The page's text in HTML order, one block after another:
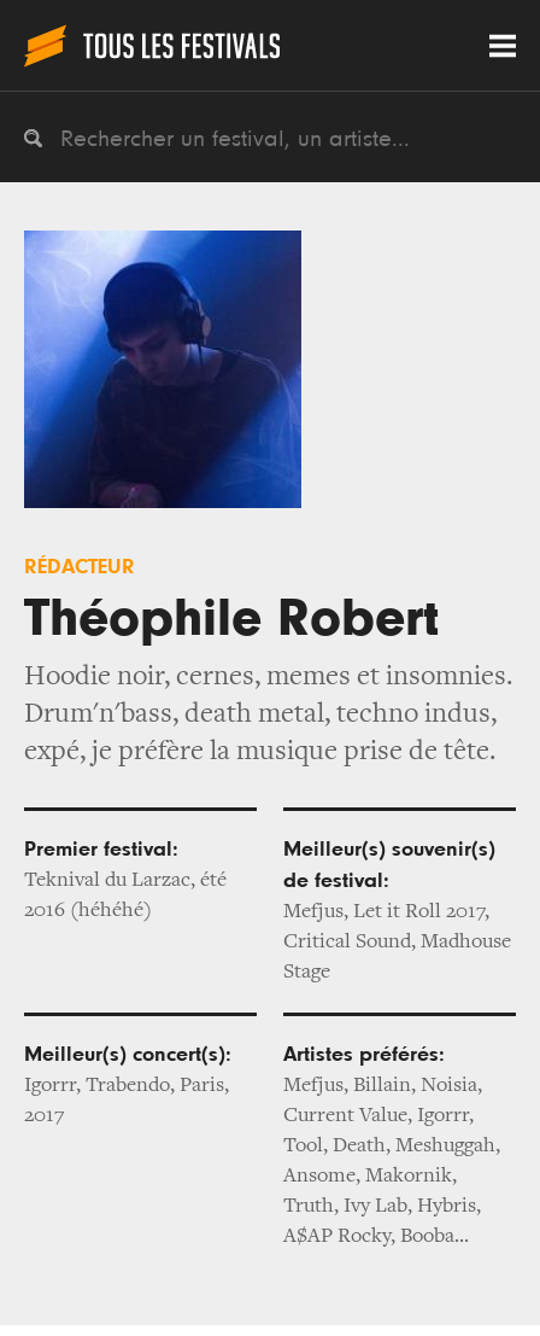
RÉDACTEUR
Théophile Robert
Hoodie noir, cernes, memes et insomnies.
Drum'n'bass, death metal, techno indus,
expé, je préfère la musique prise de tête.
Premier festival:
Teknival du Larzac, été
2016 (héhéhé)
Meilleur(s) souvenir(s)
de festival:
Mefjus, Let it Roll 2017,
Critical Sound, Madhouse
Stage
Meilleur(s) concert(s):
Igorrr, Trabendo, Paris,
2017
Artistes préférés:
Mefjus, Billain, Noisia,
Current Value, Igorrr,
Tool, Death, Meshuggah,
Ansome, Makornik,
Truth, Ivy Lab, Hybris,
A$AP Rocky, Booba...